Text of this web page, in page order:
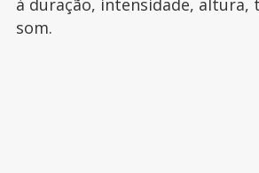
à duração, intensidade, altura,
som.